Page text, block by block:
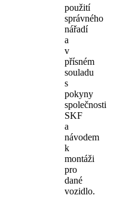
použití
správného
nářadí
a
v
přísném
souladu
s
pokyny
společnosti
SKF
a
návodem
k
montáži
pro
dané
vozidlo.